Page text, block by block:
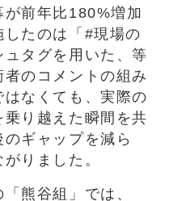
前年比180%増加
したのは「#現場の
ュタグを用いた、等
のコメントの組み
なくても、実際の
り越えた瞬間を共
ギャップを減ら
りました。
熊谷組」では、